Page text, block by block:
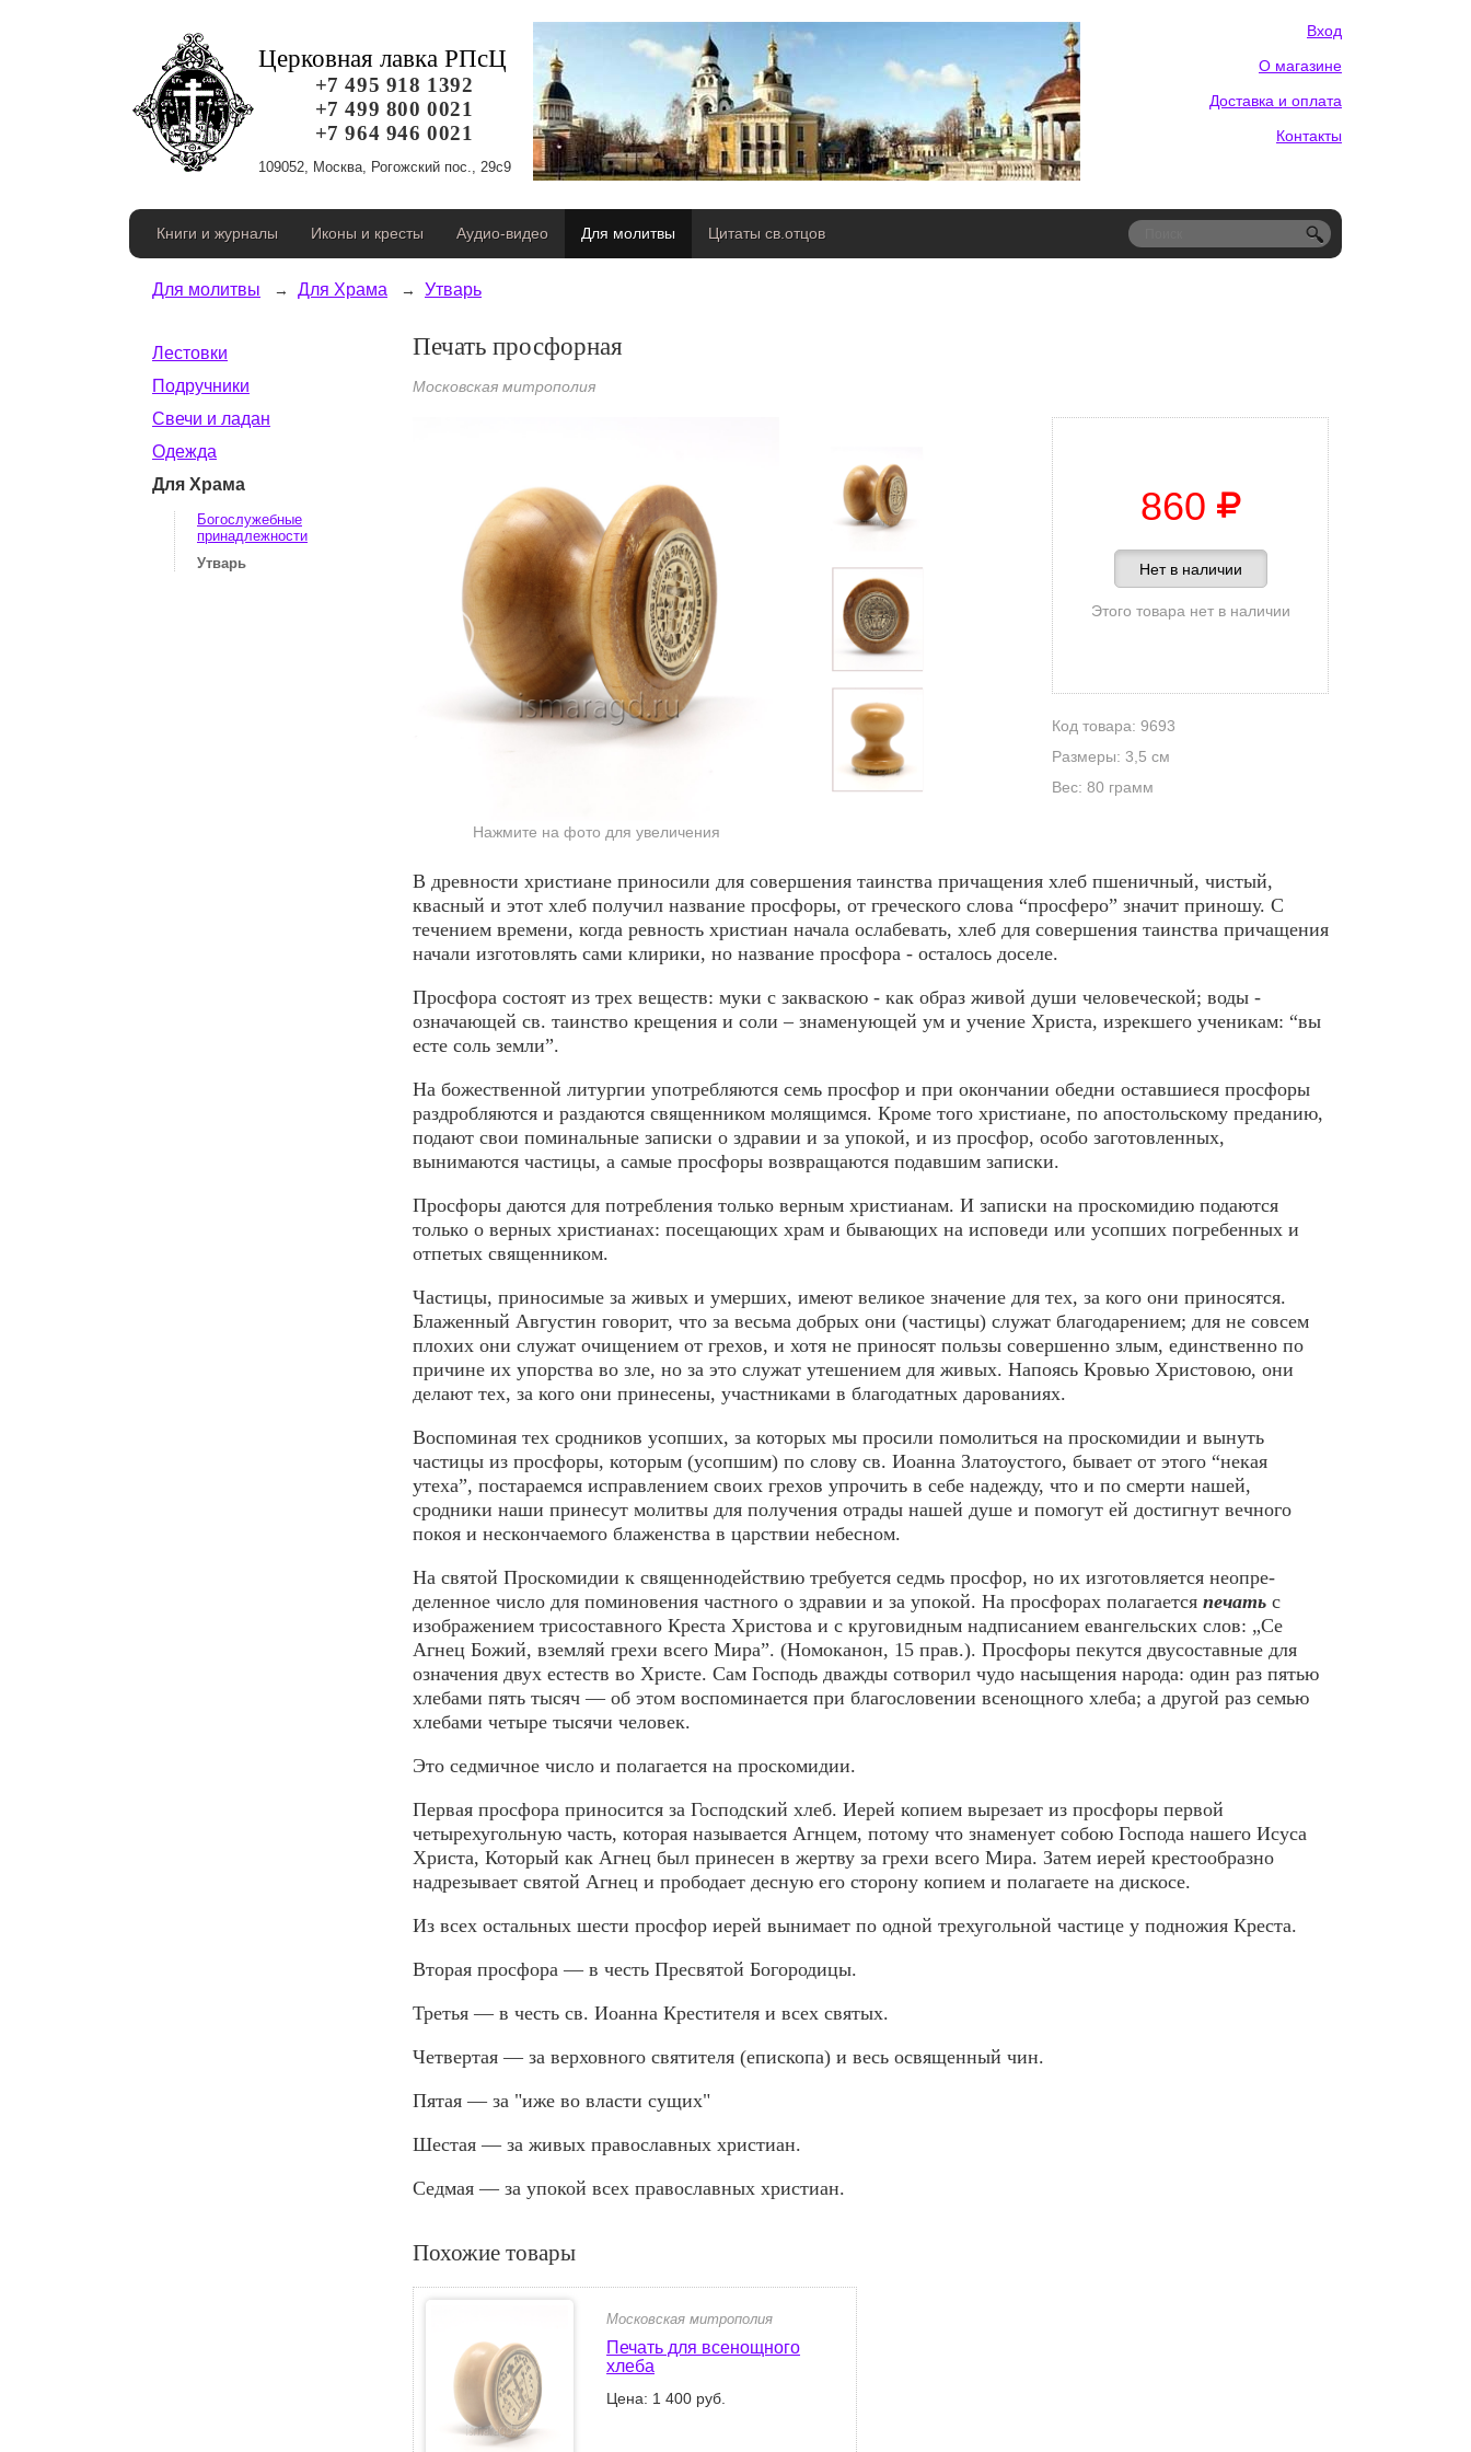
Церковная лавка РПсЦ
+7 495 918 1392
+7 499 800 0021
+7 964 946 0021
109052, Москва, Рогожский пос., 29с9
Вход
О магазине
Доставка и оплата
Контакты
Книги и журналы Иконы и кресты Аудио-видео Для молитвы Цитаты св.отцов
Для молитвы Для Храма Утварь
Лестовки
Подручники
Свечи и ладан
Одежда
Для Храма
Богослужебные
принадлежности
Утварь
Печать просфорная
Московская митрополия
Нажмите на фото для увеличения
860
Нет в наличии
Этого товара нет в наличии
Код товара: 9693
Размеры: 3,5 см
Вес: 80 грамм
В древности христиане приносили для совершения таинства причащения хлеб пшеничный, чистый,
квасный и этот хлеб получил название просфоры, от греческого слова “просферо” значит приношу. С
течением вре­мени, когда ревность христиан начала ослабевать, хлеб для совершения таинства причащения
начали изготовлять сами клирики, но название просфора - осталось доселе.
Просфора состоят из трех веществ: муки с за­кваскою - как образ живой души человеческой; воды -
означающей св. таинство крещения и соли – знаменующей ум и учение Христа, изрекшего ученикам: “вы
есте соль земли”.
На божественной литургии употребляются семь просфор и при окончании обедни оставшиеся просфоры
раз­дробляются и раздаются священником молящимся. Кроме того христиане, по апостольскому преданию,
подают свои поминальные записки о здравии и за упокой, и из просфор, особо заготовленных,
вынимаются частицы, а самые просфоры возвращаются подавшим записки.
Просфоры даются для потребления только верным христианам. И записки на проскомидию подаются
только о верных христианах: посещающих храм и бывающих на исповеди или усопших погребенных и
отпетых священником.
Частицы, приносимые за живых и умерших, имеют великое значение для тех, за кого они приносятся.
Блаженный Августин говорит, что за весьма добрых они (частицы) служат благодарением; для не совсем
плохих они служат очищением от грехов, и хотя не приносят пользы совершенно злым, единственно по
причине их упорства во зле, но за это служат утешением для живых. Напоясь Кровью Христовою, они
делают тех, за кого они принесены, участниками в благодатных дарованиях.
Воспоминая тех сродников усопших, за которых мы просили помолиться на проскомидии и вынуть
частицы из просфоры, которым (усопшим) по слову св. Иоанна Златоустого, бывает от этого “некая
утеха”, постараем­ся исправлением своих грехов упрочить в себе надеж­ду, что и по смерти нашей,
сродники наши принесут молитвы для получения отрады нашей душе и помогут ей достигнут вечного
покоя и нескончаемого блаженства в царствии небесном.
На святой Проскомидии к священнодействию требуется седмь просфор, но их изготовляется неопре­
деленное число для поминовения частного о здравии и за упокой. На просфорах полагаетсяпечатьс
изображением трисоставного Креста Христова и с круговидным надписанием евангельских слов: „Се
Агнец Божий, вземляй грехи всего Mиpа”. (Номоканон, 15 прав.). Просфоры пекутся двусоставные для
означения двух естеств во Христе. Сам Господь дважды сотворил чудо насыщения народа: один раз пятью
хлебами пять тысяч — об этом воспоминается при благословении всенощного хлеба; а другой раз семью
хлебами четыре тысячи человек.
Это седмичное число и полагается на проскомидии.
Первая просфора приносится за Господский хлеб. Иерей копием вырезает из просфоры первой
четырехугольную часть, которая называется Агнцем, потому что знаменует собою Господа нашего Иcyca
Христа, Который как Агнец был принесен в жертву за грехи всего Mиpa. Затем иepeй крестообразно
надрезывает святой Агнец и прободает десную его сторону копием и полагаете на дискосе.
Из всех остальных шести просфор иepeй вы­нимает по одной трехугольной частице у подножия Креста.
Вторая просфора — в честь Пресвятой Бого­родицы.
Третья — в честь св. Иоанна Крестителя и всех святых.
Четвертая — за верховного святителя (епископа) и весь освященный чин.
Пятая — за "иже во власти сущих"
Шестая — за живых православных христиан.
Седмая — за упокой всех православных христиан.
Похожие товары
Московская митрополия
Печать для всенощного
хлеба
Цена: 1 400 руб.